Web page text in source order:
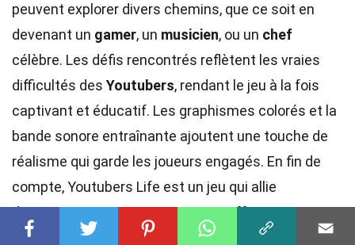
peuvent explorer divers chemins, que ce soit en
devenant un gamer, un musicien, ou un chef
célèbre. Les défis rencontrés reflètent les vraies
difficultés des Youtubers, rendant le jeu à la fois
captivant et éducatif. Les graphismes colorés et la
bande sonore entraînante ajoutent une touche de
réalisme qui garde les joueurs engagés. En fin de
compte, Youtubers Life est un jeu qui allie
divertissement et apprentissage, offrant un aperçu
unique de la vie d'un créateur de contenu. Pour ceux